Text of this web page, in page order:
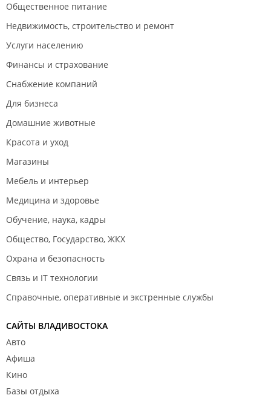
Общественное питание
Недвижимость, строительство и ремонт
Услуги населению
Финансы и страхование
Снабжение компаний
Для бизнеса
Домашние животные
Красота и уход
Магазины
Мебель и интерьер
Медицина и здоровье
Обучение, наука, кадры
Общество, Государство, ЖКХ
Охрана и безопасность
Связь и IT технологии
Справочные, оперативные и экстренные службы
САЙТЫ ВЛАДИВОСТОКА
Авто
Афиша
Кино
Базы отдыха